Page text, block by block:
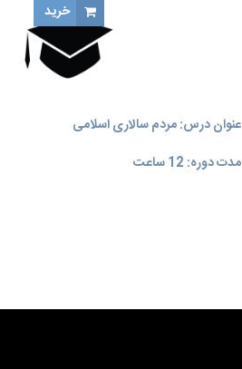
عنوان درس: مردم سالاری اسلامی
مدت دوره: 12 ساعت
خرید